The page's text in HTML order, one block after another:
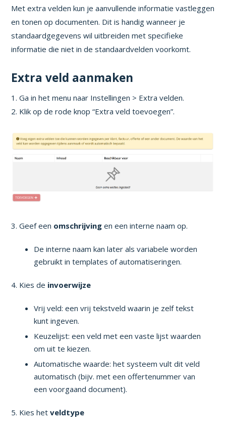
Met extra velden kun je aanvullende informatie vastleggen
en tonen op documenten. Dit is handig wanneer je
standaardgegevens wil uitbreiden met specifieke
informatie die niet in de standaardvelden voorkomt.
Extra veld aanmaken
1. Ga in het menu naar Instellingen > Extra velden.
2. Klik op de rode knop “Extra veld toevoegen”.
3. Geef een omschrijvingen een interne naam op.
De interne naam kan later als variabele worden
gebruikt in templates of automatiseringen.
4. Kies de invoerwijze
Vrij veld: een vrij tekstveld waarin je zelf tekst
kunt ingeven.
Keuzelijst: een veld met een vaste lijst waarden
om uit te kiezen.
Automatische waarde: het systeem vult dit veld
automatisch (bijv. met een offertenummer van
een voorgaand document).
5. Kies hetveldtype